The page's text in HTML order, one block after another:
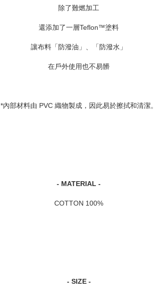
除了難燃加工
還添加了一層Teflon™塗料
讓布料「防潑油」、「防潑水」
在戶外使用也不易髒
*內部材料由 PVC 織物製成，因此易於擦拭和清潔。
- MATERIAL -
COTTON 100%
- SIZE -